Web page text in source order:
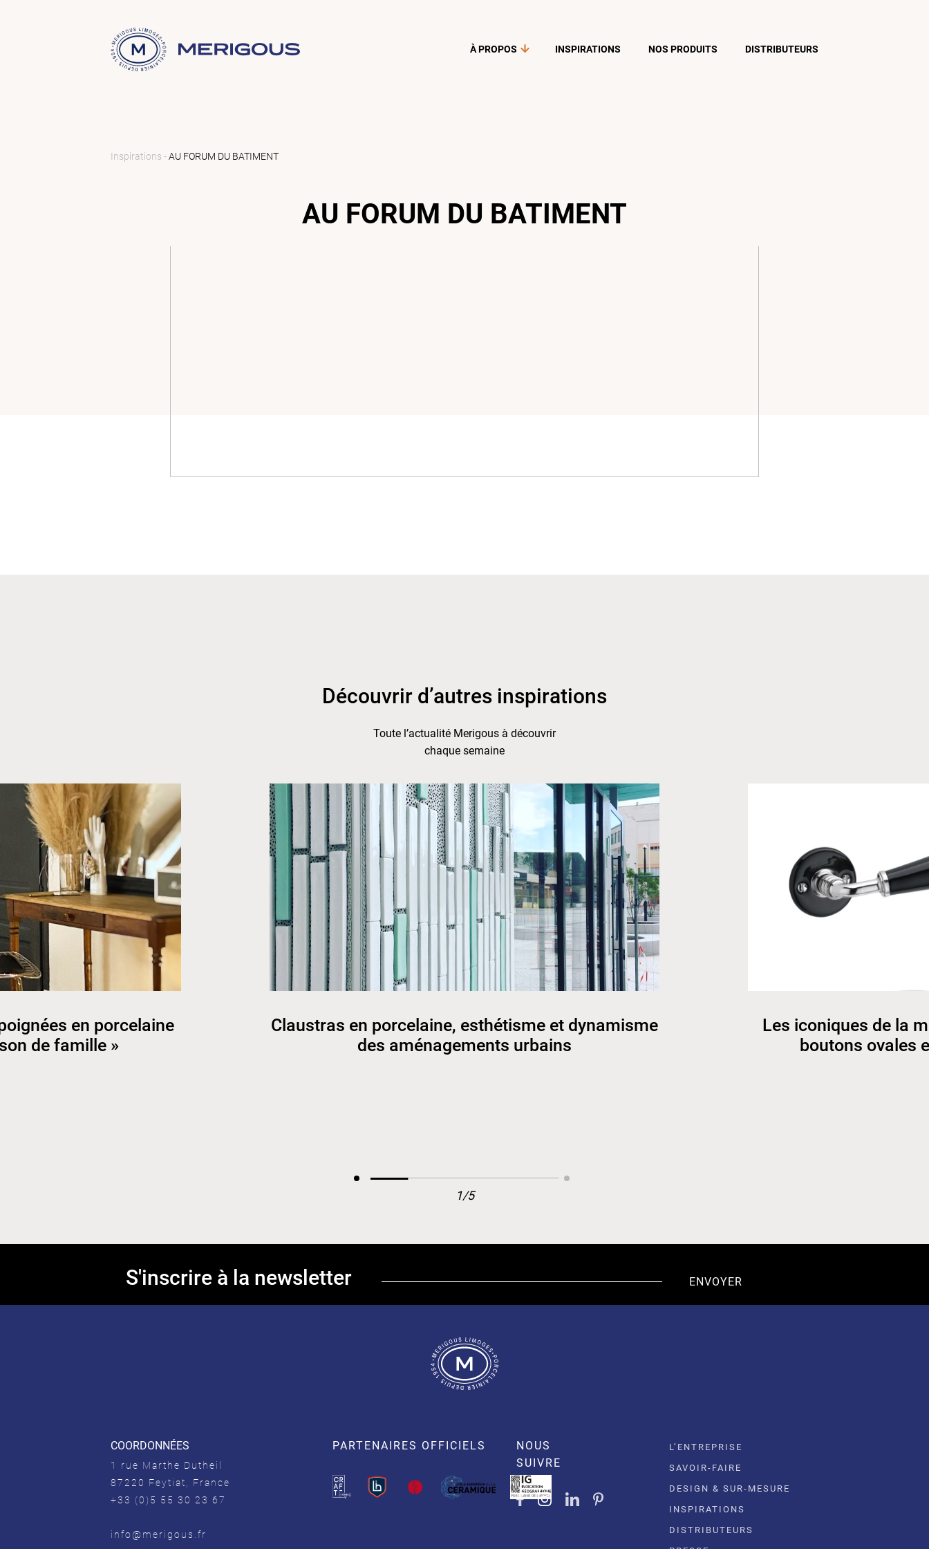
À PROPOS INSPIRATIONS NOS PRODUITS DISTRIBUTEURS
Inspirations -AU FORUM DU BATIMENT
AU FORUM DU BATIMENT
Découvrir d’autres inspirations
Toute l’actualité Merigous à découvrir
chaque semaine
en porcelaine
de famille »
Claustras en porcelaine, esthétisme et dynamisme
des aménagements urbains
Les iconiques de la
boutons ovales
1/5
S'inscrire à la newsletter
COORDONNÉES
1 rue Marthe Dutheil
87220 Feytiat, France
+33 (0)5 55 30 23 67
info@merigous.fr
PARTENAIRES OFFICIELS
NOUS
SUIVRE
L’ENTREPRISE
SAVOIR-FAIRE
DESIGN & SUR-MESURE
INSPIRATIONS
DISTRIBUTEURS